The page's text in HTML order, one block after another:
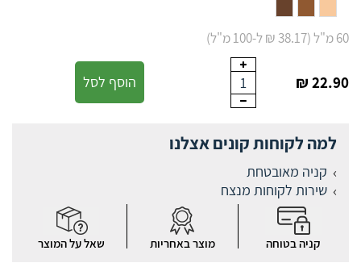
60 מ"ל (38.17 ₪ ל-100 מ"ל)
22.90 ₪
1 הוסף לסל
למה לקוחות קונים אצלנו
קניה מאובטחת
שירות לקוחות מנצח
קניה בטוחה מוצר באחריות שאל על המוצר